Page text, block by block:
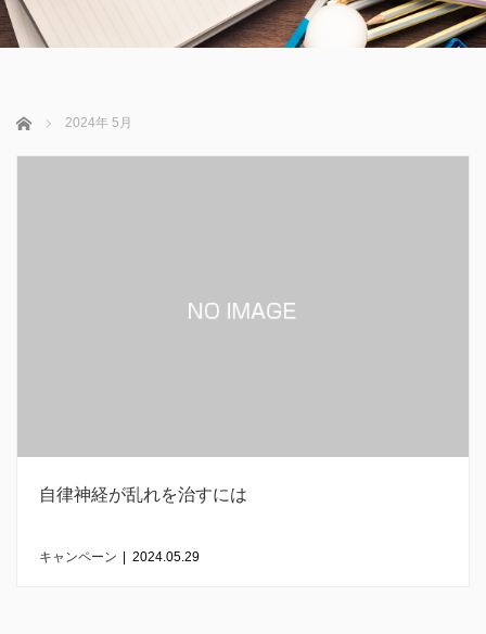
ホーム 2024年 5月
自律神経が乱れを治すには
キャンペーン | 2024.05.29